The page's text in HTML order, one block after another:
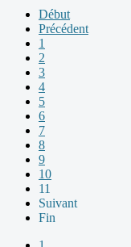
Début
Précédent
1
2
3
4
5
6
7
8
9
10
11
Suivant
Fin